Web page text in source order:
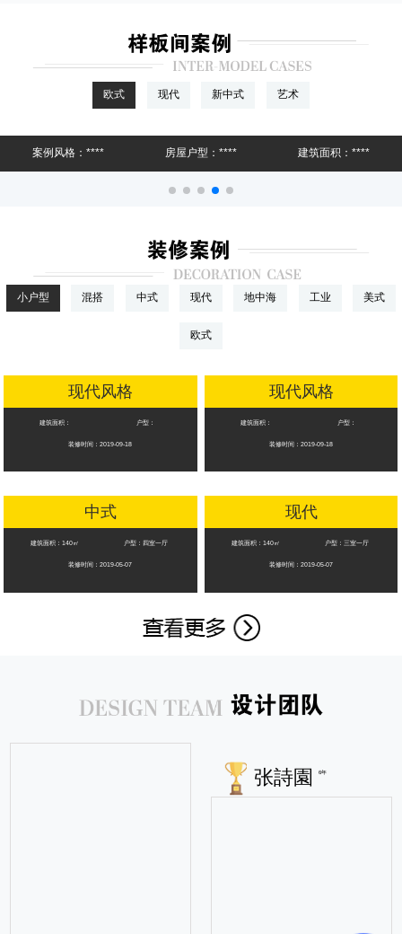
1 2
牡丹江城市人家 十年耕耘 更懂丹江 更懂你
2020年，工艺材料升级“更环保、更健康、性价比
然，
欧式 现代 新中式 艺术
案例风格：**** 房屋户型：**** 建筑面积：****
小户型 混搭 中式 现代 地中海 工业 美式
欧式
现代风格
建筑面积： 户型：
装修时间：2019-09-18
现代风格
建筑面积： 户型：
装修时间：2019-09-18
中式
建筑面积：140㎡ 户型：四室一厅
装修时间：2019-05-07
现代
建筑面积：140㎡ 户型：三室一厅
装修时间：2019-05-07
张詩園 6年